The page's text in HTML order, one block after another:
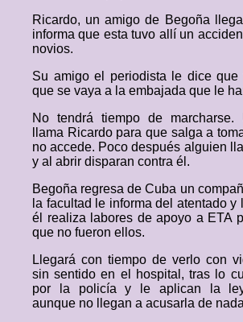
Ricardo, un amigo de Begoña
informa que esta tuvo allí un
novios.
Su amigo el periodista le dice
que se vaya a la embajada que le
No tendrá tiempo de
llama Ricardo para que salga a
no accede. Poco después alguien
y al abrir disparan contra él.
Begoña regresa de Cuba un
la facultad le informa del atentado y
él realiza labores de apoyo a ETA
que no fueron ellos.
Llegará con tiempo de verlo con
sin sentido en el hospital, tras lo
por la policía y le aplican la ley
aunque no llegan a acusarla de